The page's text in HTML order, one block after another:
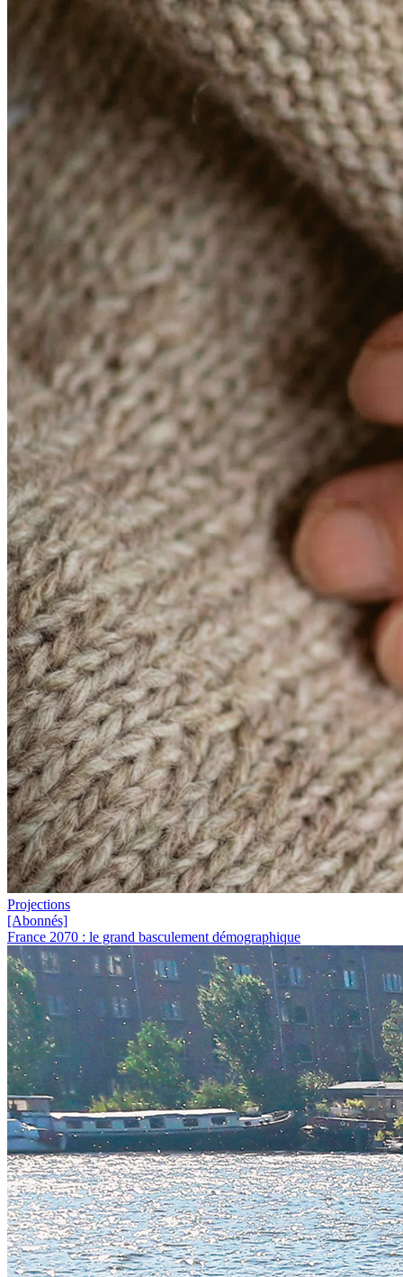
Projections
[Abonnés]
France 2070 : le grand basculement démographique